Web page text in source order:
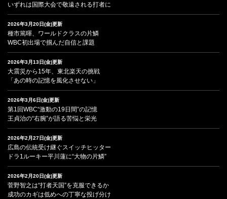
いずれは国際大会で敬遠される打者に
2026年3月20日(金)更新
種市篤暉、ワールドクラスの片鱗
WBC初出場で掴んだ自信と課題
2026年3月13日(金)更新
大震災から15年、東北楽天の挑戦
「あの時の記憶を風化させない」
2026年3月6日(金)更新
第1回WBC“激動の19日間”の記憶
王貞治の“右腕”が語る苦悩と栄光
2026年2月27日(金)更新
広島の伝統受け継ぐスイッチヒッター
ドラ1ルーキー平川蓮に“大物の片鱗”
2026年2月20日(金)更新
菅野智之は“打者天国”を克服できるか
成功のカギは低めへの丁寧な投げ分け